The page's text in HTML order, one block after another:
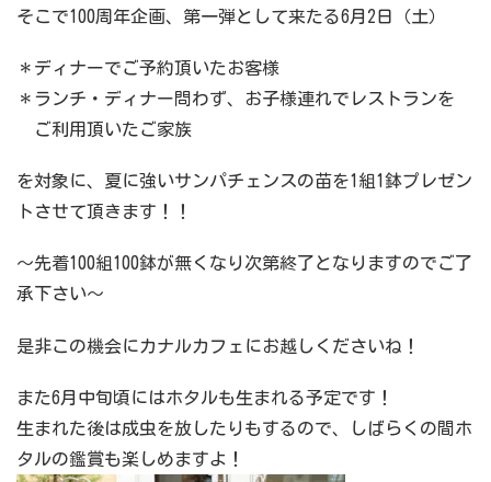
そこで100周年企画、第一弾として来たる6月2日（土）
＊ディナーでご予約頂いたお客様
＊ランチ・ディナー問わず、お子様連れでレストランを
ご利用頂いたご家族
を対象に、夏に強いサンパチェンスの苗を1組1鉢プレゼン
トさせて頂きます！！
～先着100組100鉢が無くなり次第終了となりますのでご了
承下さい～
是非この機会にカナルカフェにお越しくださいね！
また6月中旬頃にはホタルも生まれる予定です！
生まれた後は成虫を放したりもするので、しばらくの間ホ
タルの鑑賞も楽しめますよ！